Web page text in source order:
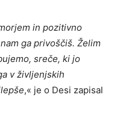
in pozitivno
ga privoščiš. Želim
sreče, ki jo
v življenjskih
,« je o Desi zapisal